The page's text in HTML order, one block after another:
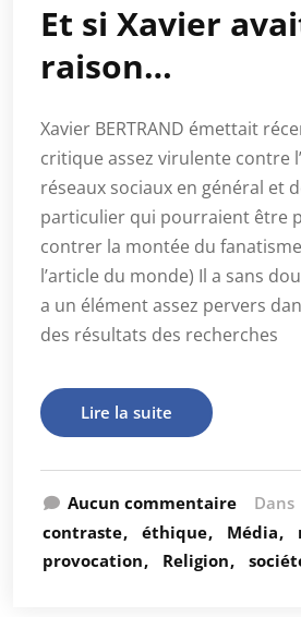
Et si Xavier
raison…
Xavier BERTRAND émettait
critique assez virulente contre
réseaux sociaux en général et
particulier qui pourraient être
contrer la montée du
l’article du monde) Il a sans
a un élément assez pervers
des résultats des recherches
Lire la suite
Aucun commentaire Dans
contraste
éthique Média
provocation
Religion